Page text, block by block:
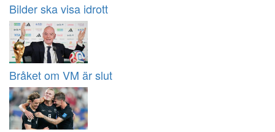
Bilder ska visa idrott
Bråket om VM är slut